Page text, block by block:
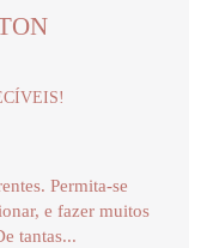
Permita-se
e fazer muitos
tantas...